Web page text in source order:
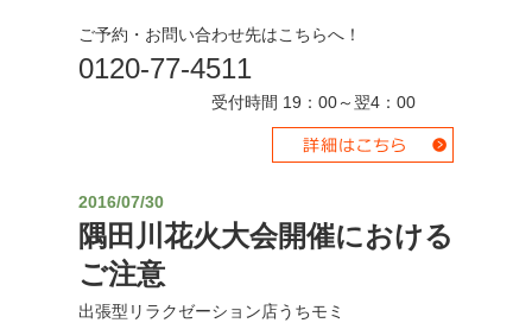
ご予約・お問い合わせ先はこちらへ！
0120-77-4511
受付時間 19：00～翌4：00
2016/07/30
隅田川花火大会開催における
ご注意
出張型リラクゼーション店うちモミ